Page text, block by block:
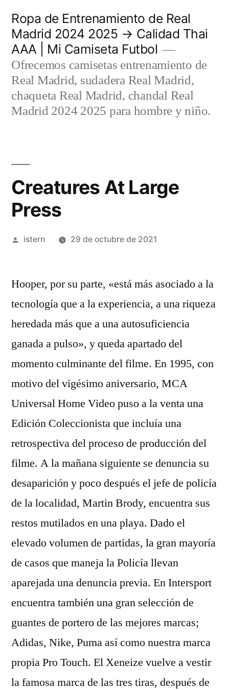
contenido
Ropa de Entrenamiento de Real
Madrid 2024 2025 → Calidad Thai
AAA | Mi Camiseta Futbol
Ofrecemos camisetas entrenamiento de
Real Madrid, sudadera Real Madrid,
chaqueta Real Madrid, chandal Real
Madrid 2024 2025 para hombre y niño.
Creatures At Large
Press
Publicado
istern 29 de octubre de 2021
Hooper, por su parte, «está más asociado a la
tecnología que a la experiencia, a una riqueza
heredada más que a una autosuficiencia
ganada a pulso», y queda apartado del
momento culminante del filme. En 1995, con
motivo del vigésimo aniversario, MCA
Universal Home Video puso a la venta una
Edición Coleccionista que incluía una
retrospectiva del proceso de producción del
filme. A la mañana siguiente se denuncia su
desaparición y poco después el jefe de policía
de la localidad, Martin Brody, encuentra sus
restos mutilados en una playa. Dado el
elevado volumen de partidas, la gran mayoría
de casos que maneja la Policía llevan
aparejada una denuncia previa. En Intersport
encuentra también una gran selección de
guantes de portero de las mejores marcas;
Adidas, Nike, Puma así como nuestra marca
propia Pro Touch. El Xeneize vuelve a vestir
la famosa marca de las tres tiras, después de